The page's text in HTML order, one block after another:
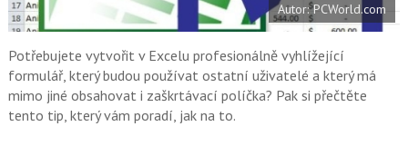
o
o
k
Autor: PCWorld.com
Potřebujete vytvořit v Excelu profesionálně vyhlížející
formulář, který budou používat ostatní uživatelé a který má
mimo jiné obsahovat i zaškrtávací políčka? Pak si přečtěte
tento tip, který vám poradí, jak na to.